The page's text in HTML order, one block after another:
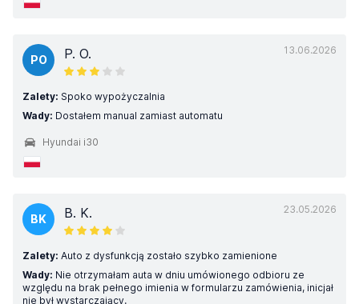
13.06.2026
PO P. O.
Zalety: Spoko wypożyczalnia
Wady: Dostałem manual zamiast automatu
Hyundai i30
23.05.2026
BK B. K.
Zalety: Auto z dysfunkcją zostało szybko zamienione
Wady: Nie otrzymałam auta w dniu umówionego odbioru ze
względu na brak pełnego imienia w formularzu zamówienia, inicjał
nie był wystarczający.